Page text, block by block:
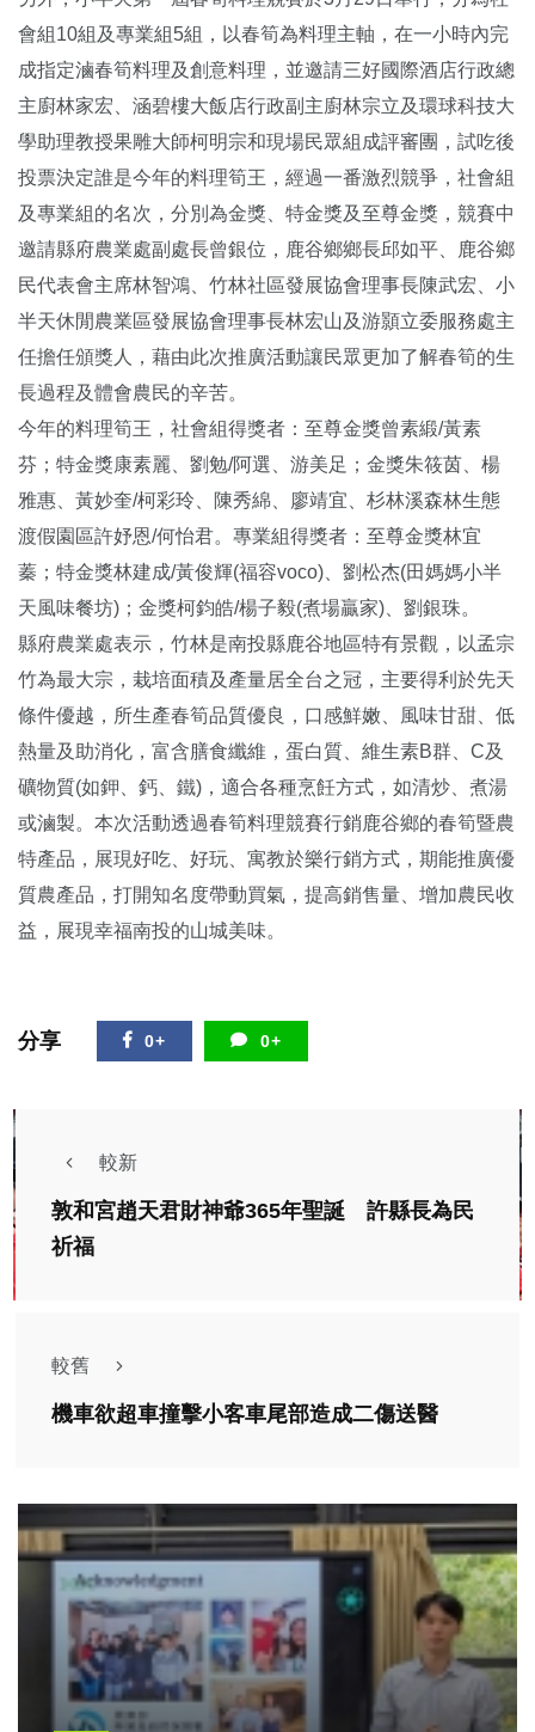
會組10組及專業組5組，以春筍為料理主軸，在一小時內完
成指定滷春筍料理及創意料理，並邀請三好國際酒店行政總
主廚林家宏、涵碧樓大飯店行政副主廚林宗立及環球科技大
學助理教授果雕大師柯明宗和現場民眾組成評審團，試吃後
投票決定誰是今年的料理筍王，經過一番激烈競爭，社會組
及專業組的名次，分別為金獎、特金獎及至尊金獎，競賽中
邀請縣府農業處副處長曾銀位，鹿谷鄉鄉長邱如平、鹿谷鄉
民代表會主席林智鴻、竹林社區發展協會理事長陳武宏、小
半天休閒農業區發展協會理事長林宏山及游顥立委服務處主
任擔任頒獎人，藉由此次推廣活動讓民眾更加了解春筍的生
長過程及體會農民的辛苦。
今年的料理筍王，社會組得獎者：至尊金獎曾素緞/黃素
芬；特金獎康素麗、劉勉/阿選、游美足；金獎朱筱茵、楊
雅惠、黃妙奎/柯彩玲、陳秀綿、廖靖宜、杉林溪森林生態
渡假園區許妤恩/何怡君。專業組得獎者：至尊金獎林宜
蓁；特金獎林建成/黃俊輝(福容voco)、劉松杰(田媽媽小半
天風味餐坊)；金獎柯鈞皓/楊子毅(煮場贏家)、劉銀珠。
縣府農業處表示，竹林是南投縣鹿谷地區特有景觀，以孟宗
竹為最大宗，栽培面積及產量居全台之冠，主要得利於先天
條件優越，所生產春筍品質優良，口感鮮嫩、風味甘甜、低
熱量及助消化，富含膳食纖維，蛋白質、維生素B群、C及
礦物質(如鉀、鈣、鐵)，適合各種烹飪方式，如清炒、煮湯
或滷製。本次活動透過春筍料理競賽行銷鹿谷鄉的春筍暨農
特產品，展現好吃、好玩、寓教於樂行銷方式，期能推廣優
質農產品，打開知名度帶動買氣，提高銷售量、增加農民收
益，展現幸福南投的山城美味。
分享 0+ 0+
較新
敦和宮趙天君財神爺365年聖誕 許縣長為民
祈福
較舊
機車欲超車撞擊小客車尾部造成二傷送醫